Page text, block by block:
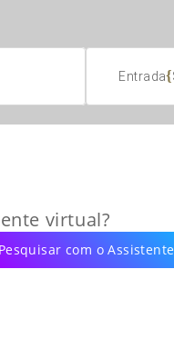
Entrada{
virtual?
Pesquisar com o